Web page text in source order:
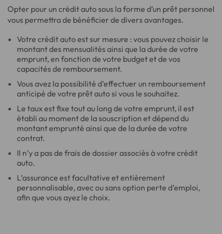
Opter pour un crédit auto sous la forme d’un prêt personnel
vous permettra de bénéficier de divers avantages.
Votre crédit auto est sur mesure : vous pouvez choisir le
montant des mensualités ainsi que la durée de votre
emprunt, en fonction de votre budget et de vos
capacités de remboursement.
Vous avez la possibilité d’effectuer un remboursement
anticipé de votre prêt auto si vous le souhaitez.
Le taux est fixe tout au long de votre emprunt, il est
établi au moment de la souscription et dépend du
montant emprunté ainsi que de la durée de votre
contrat.
Il n’y a pas de frais de dossier associés à votre crédit
auto.
L’assurance est facultative et entièrement
personnalisable, avec ou sans option perte d’emploi,
afin que vous ayez le choix.